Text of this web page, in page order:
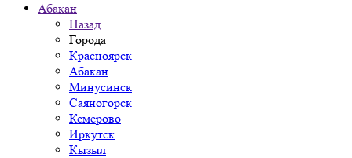
Абакан
Назад
Города
Красноярск
Абакан
Минусинск
Саяногорск
Кемерово
Иркутск
Кызыл